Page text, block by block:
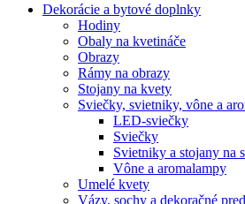
Dekorácie a bytové doplnky
Hodiny
Obaly na kvetináče
Obrazy
Rámy na obrazy
Stojany na kvety
Sviečky, svietniky, vône a
LED-sviečky
Sviečky
Svietniky a stojany na
Vône a aromalampy
Umelé kvety
Vázy, sochy a dekoračné